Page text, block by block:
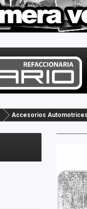
Accesorios